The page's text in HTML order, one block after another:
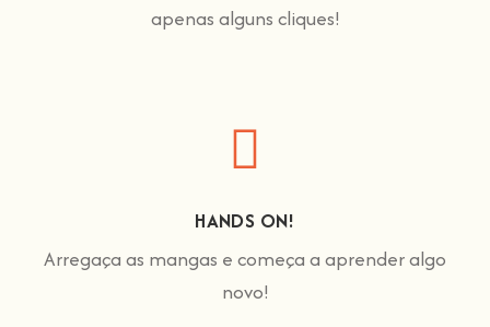
apenas alguns cliques!
HANDS ON!
Arregaça as mangas e começa a aprender algo
novo!